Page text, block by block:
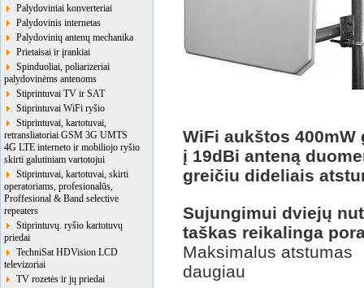
Palydoviniai konverteriai
Palydovinis internetas
Palydovinių antenų mechanika
Prietaisai ir įrankiai
Spinduoliai, poliarizeriai
palydovinėms antenoms
Stiprintuvai TV ir SAT
Stiprintuvai WiFi ryšio
Stiprintuvai, kartotuvai,
retransliatoriai GSM 3G UMTS
4G LTE interneto ir mobiliojo ryšio
skirti galutiniam vartotojui
Stiprintuvai, kartotuvai, skirti
operatoriams, profesionalūs,
Proffesional & Band selective
repeaters
Stiprintuvų. ryšio kartotuvų
priedai
TechniSat HDVision LCD
televizoriai
TV rozetės ir jų priedai
WiFi aukštos
į 19dBi anteną
greičiu dideliais
Sujungimui dviejų
taškas reikalinga
Maksimalus
daugiau